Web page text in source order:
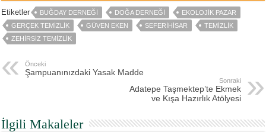
Etiketler BUĞDAY DERNEĞI DOĞA DERNEĞI
EKOLOJIK PAZAR
GERÇEK TEMIZLIK
GÜVEN EKEN SEFERIHISAR
TEMIZLIK
ZEHIRSIZ TEMIZLIK
Önceki
Şampuanınızdaki Yasak Madde
Sonraki
Adatepe Taşmektep’te Ekmek
ve Kışa Hazırlık Atölyesi
İlgili Makaleler